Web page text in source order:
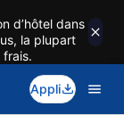
d’hôtel dans
la plupart
frais.
Appli